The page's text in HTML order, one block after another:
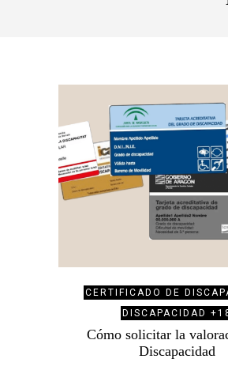
CERTIFICADO DE
DISCAPACIDAD
Cómo solicitar la
Discapacidad